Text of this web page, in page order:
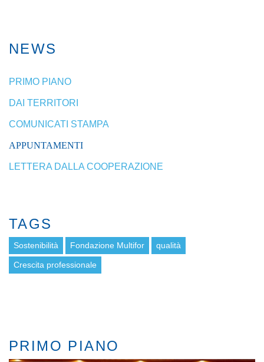
NEWS
PRIMO PIANO
DAI TERRITORI
COMUNICATI STAMPA
APPUNTAMENTI
LETTERA DALLA COOPERAZIONE
TAGS
Sostenibilità Fondazione Multifor qualità
Crescita professionale
PRIMO PIANO